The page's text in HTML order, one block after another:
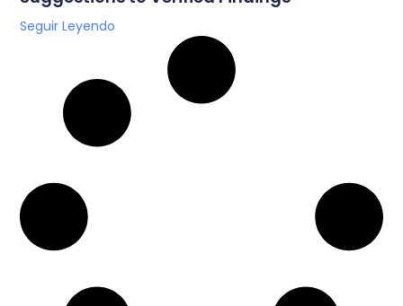
Seguir Leyendo